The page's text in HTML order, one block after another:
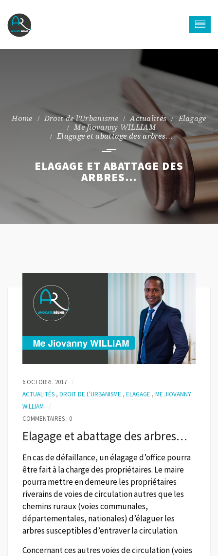
Droit de l'Urbanisme Actualités
Elagage
Me Jiovanny WILLIAM
Elagage et abattage des arbres…
ELAGAGE ET ABATTAGE DES
ARBRES…
6 OCTOBRE 2017
ACTUALITÉS , DROIT DE L'URBANISME , ELAGAGE , ME JIOVANNY
WILLIAM
COMMENTAIRES : 0
Elagage et abattage des arbres…
En cas de défaillance, un élagage d’office pourra
être fait à la charge des propriétaires. Le maire
pourra mettre en demeure les propriétaires
riverains de voies de circulation autres que les
chemins ruraux (voies communales,
départementales, nationales) d’élaguer les
arbres susceptibles d’entraver la circulation.
Concernant ces autres voies de circulation (voies